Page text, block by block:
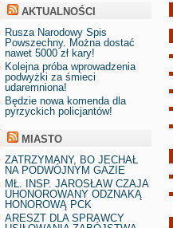
AKTUALNOŚCI
Rusza Narodowy Spis
Powszechny. Można dostać
nawet 5000 zł kary!
Kolejna próba wprowadzenia
podwyżki za śmieci
udaremniona!
Będzie nowa komenda dla
pyrzyckich policjantów!
MIASTO
ZATRZYMANY, BO JECHAŁ
NA PODWÓJNYM GAZIE
MŁ. INSP. JAROSŁAW CZAJA
UHONOROWANY ODZNAKĄ
HONOROWĄ PCK
ARESZT DLA SPRAWCY